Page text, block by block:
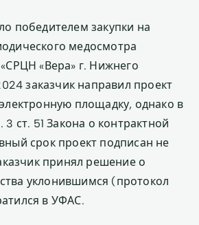
победителем закупки на
медосмотра
«Вера» г. Нижнего
заказчик направил проект
площадку, однако в
ст. 51 Закона о контрактной
срок проект подписан не
принял решение о
уклонившимся (протокол
в УФАС.